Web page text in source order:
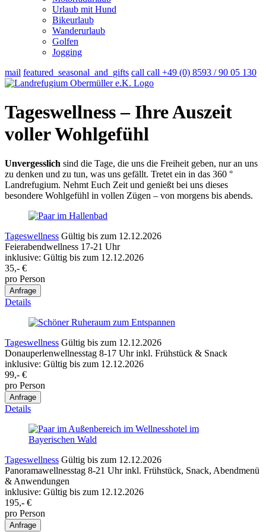
Urlaub mit Hund
Bikeurlaub
Wanderurlaub
Golfen
Jogging
mail featured_seasonal_and_gifts call call +49 (0) 8593 / 90 05 130
Tageswellness – Ihre Auszeit
voller Wohlgefühl
Unvergesslich sind die Tage, die uns die Freiheit geben, nur an uns
zu denken und zu tun, was uns gefällt. Tretet ein in das 360 °
Landrefugium. Nehmt Euch Zeit und genießt bei uns dieses
besondere Wohlgefühl in vollen Zügen – von morgens bis abends.
Tageswellness Gültig bis zum 12.12.2026
Feierabendwellness 17-21 Uhr
inklusive: Gültig bis zum 12.12.2026
35,- €
pro Person
Details
Tageswellness Gültig bis zum 12.12.2026
Donauperlenwellnesstag 8-17 Uhr inkl. Frühstück & Snack
inklusive: Gültig bis zum 12.12.2026
99,- €
pro Person
Details
Tageswellness Gültig bis zum 12.12.2026
Panoramawellnesstag 8-21 Uhr inkl. Frühstück, Snack, Abendmenü
& Anwendungen
inklusive: Gültig bis zum 12.12.2026
195,- €
pro Person